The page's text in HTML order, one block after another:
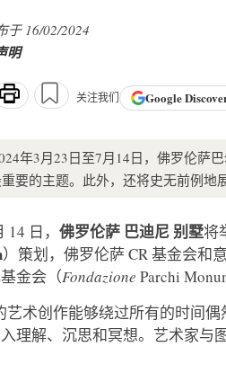
于 16/02/2024
明
关注我们 Google
年3月23日至7月14日，佛罗伦萨
要的主题。此外，还将史无前例地
日， 佛罗伦萨 巴迪尼别墅将
）策划，佛罗伦萨 CR 基金会和
金会（Fondazione Parchi
艺术创作能够绕过所有的时间
理解、沉思和冥想。艺术家与